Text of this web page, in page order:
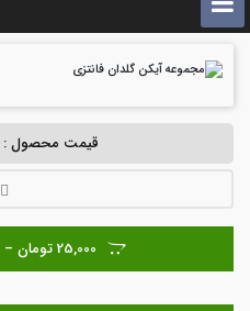
قیمت محصول :
25,000 تومان – افزودن به سبد خرید